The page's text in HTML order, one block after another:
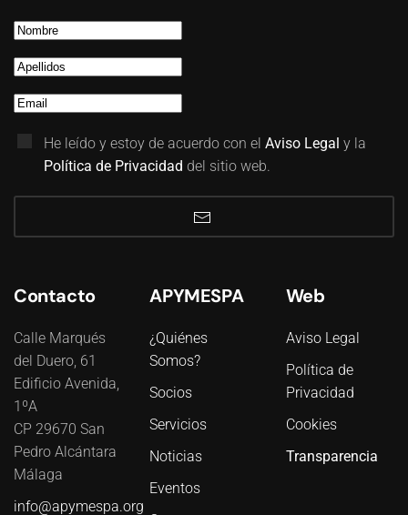
He leído y estoy de acuerdo con el Aviso Legal y la
Política de Privacidad del sitio web.
Contacto
Calle Marqués
del Duero, 61
Edificio Avenida,
1ºA
CP 29670 San
Pedro Alcántara
Málaga
info@apymespa.org
APYMESPA
¿Quiénes
Somos?
Socios
Servicios
Noticias
Eventos
Web
Aviso Legal
Política de
Privacidad
Cookies
Transparencia